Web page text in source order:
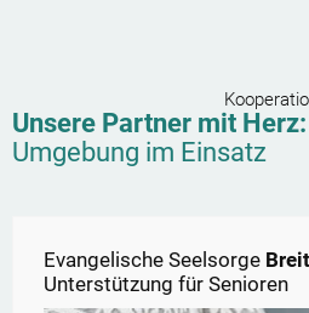
Unsere Partner mit Herz:
Umgebung im Einsatz
Evangelische Seelsorge
Unterstützung für Senioren